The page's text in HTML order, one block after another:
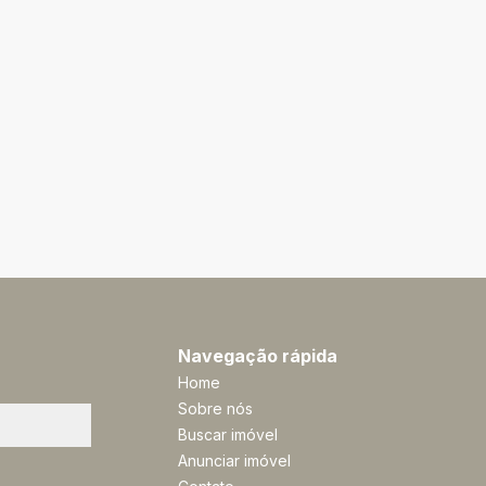
Navegação rápida
Home
Sobre nós
Buscar imóvel
Anunciar imóvel